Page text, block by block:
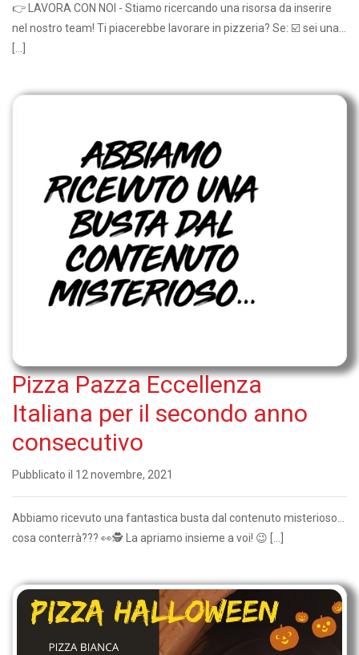
👉 LAVORA CON NOI - Stiamo ricercando una risorsa da inserire
nel nostro team! Ti piacerebbe lavorare in pizzeria? Se: ☑️ sei una...
Pizza Pazza Eccellenza
Italiana per il secondo anno
consecutivo
Pubblicato il 12 novembre, 2021
Abbiamo ricevuto una fantastica busta dal contenuto misterioso…
cosa conterrà??? 👀🕵️ La apriamo insieme a voi! 😉 […]